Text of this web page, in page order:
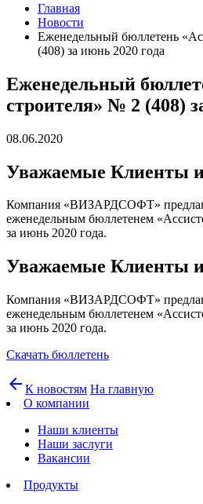
Главная
Новости
Еженедельный бюллетень
(408) за июнь 2020 года
Еженедельный
строителя» № 2 (408)
08.06.2020
Уважаемые Клиенты
Компания «ВИЗАРДСОФТ»
еженедельным бюллетенем
за июнь 2020 года.
Уважаемые Клиенты
Компания «ВИЗАРДСОФТ»
еженедельным бюллетенем
за июнь 2020 года.
Скачать бюллетень
arrow_back К новостям На главную
О компании
Наши клиенты
Наши заслуги
Вакансии
Продукты